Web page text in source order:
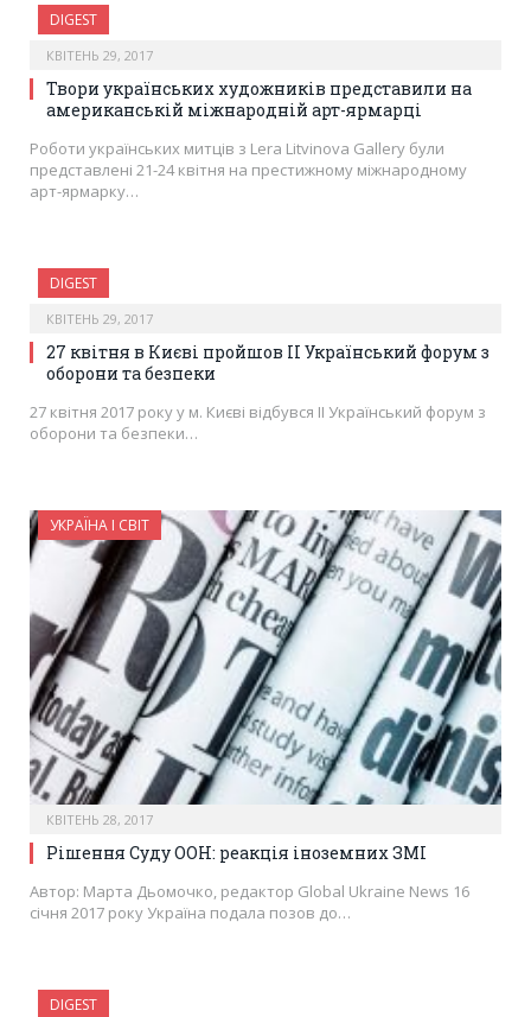
DIGEST
КВІТЕНЬ 29, 2017
Твори українських художників представили на
американській міжнародній арт-ярмарці
Роботи українських митців з Lera Litvinova Gallery були
представлені 21-24 квітня на престижному міжнародному
арт-ярмарку…
DIGEST
КВІТЕНЬ 29, 2017
27 квітня в Києві пройшов ІІ Український форум з
оборони та безпеки
27 квітня 2017 року у м. Києві відбувся II Український форум з
оборони та безпеки…
УКРАЇНА І СВІТ
КВІТЕНЬ 28, 2017
Рішення Суду ООН: реакція іноземних ЗМІ
Автор: Марта Дьомочко, редактор Global Ukraine News 16
січня 2017 року Україна подала позов до…
DIGEST